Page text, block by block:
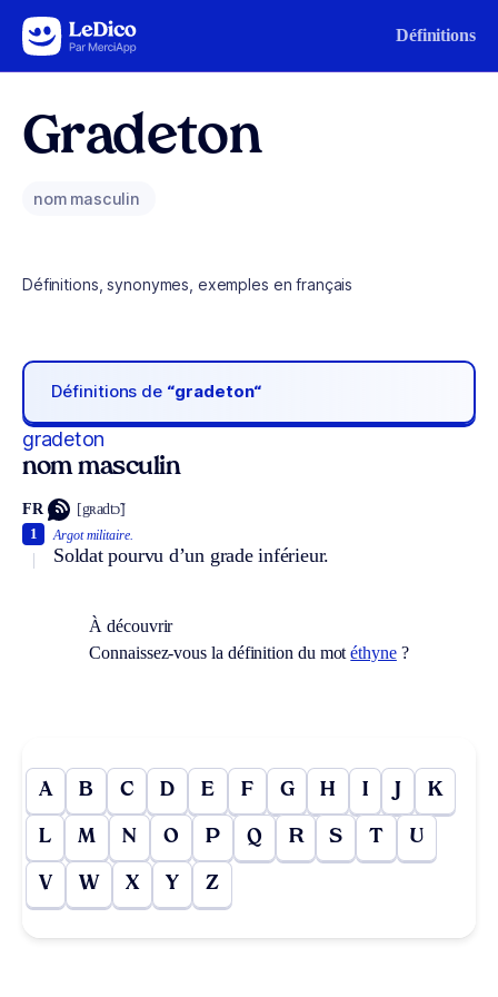
Aller au contenu Définitions
Gradeton
nom masculin
Définitions, synonymes, exemples en français
Définitions de “gradeton“
gradeton
nom masculin
FR [gʀadtɔ̃]
Argot militaire.
Soldat pourvu d’un grade inférieur.
1
À découvrir
Connaissez-vous la définition du motéthyne?
A B C D E F G H I J K
L M N O P Q R S T U
V W X Y Z